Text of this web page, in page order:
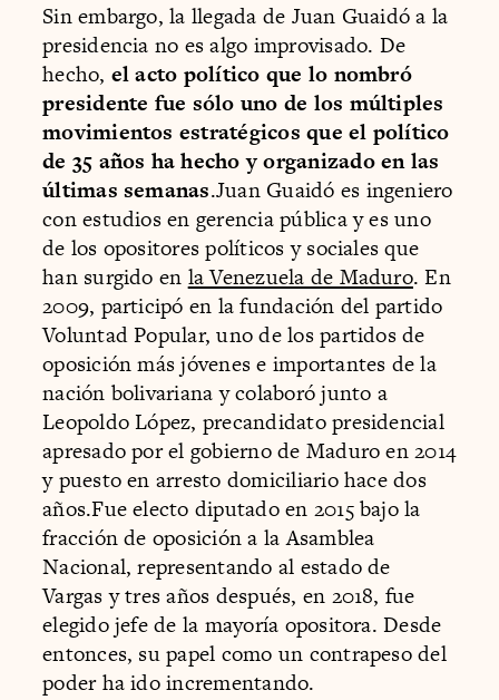
Sin embargo, la llegada de Juan Guaidó a la
presidencia no es algo improvisado. De
hecho, el acto político que lo nombró
presidente fue sólo uno de los múltiples
movimientos estratégicos que el político
de 35 años ha hecho y organizado en las
últimas semanas.Juan Guaidó es ingeniero
con estudios en gerencia pública y es uno
de los opositores políticos y sociales que
han surgido en la Venezuela de Maduro. En
2009, participó en la fundación del partido
Voluntad Popular, uno de los partidos de
oposición más jóvenes e importantes de la
nación bolivariana y colaboró junto a
Leopoldo López, precandidato presidencial
apresado por el gobierno de Maduro en 2014
y puesto en arresto domiciliario hace dos
años.Fue electo diputado en 2015 bajo la
fracción de oposición a la Asamblea
Nacional, representando al estado de
Vargas y tres años después, en 2018, fue
elegido jefe de la mayoría opositora. Desde
entonces, su papel como un contrapeso del
poder ha ido incrementando.